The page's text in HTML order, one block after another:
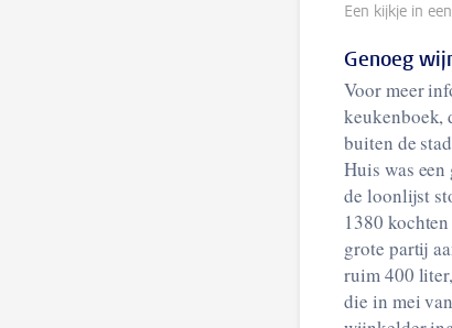
Een kijkje in
Genoeg
Voor meer
keukenboek,
buiten de
Huis was
de loonlijst
1380
grote partij
ruim 400
die in mei